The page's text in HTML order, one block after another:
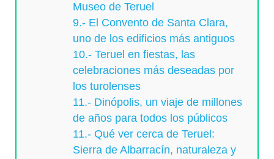
Museo de Teruel
9.- El Convento de Santa Clara,
uno de los edificios más antiguos
10.- Teruel en fiestas, las
celebraciones más deseadas por
los turolenses
11.- Dinópolis, un viaje de millones
de años para todos los públicos
11.- Qué ver cerca de Teruel:
Sierra de Albarracín, naturaleza y